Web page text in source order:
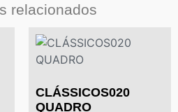
relacionados
CLÁSSICOS020
QUADRO